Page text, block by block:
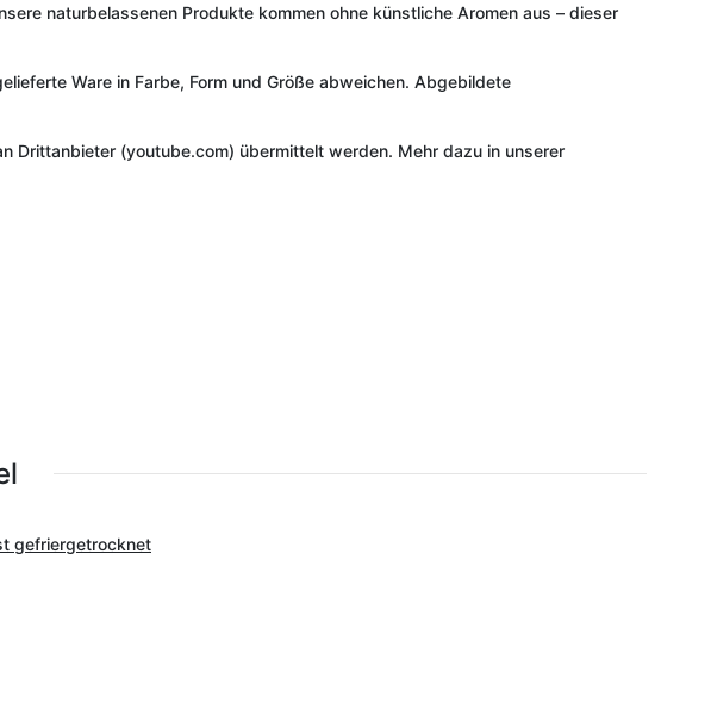
naturbelassenen Produkte kommen ohne künstliche Aromen aus – dieser
Ware in Farbe, Form und Größe abweichen. Abgebildete
Drittanbieter (youtube.com) übermittelt werden. Mehr dazu in unserer